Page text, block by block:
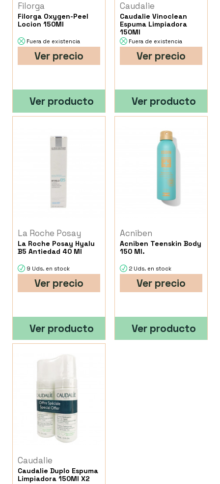
Filorga
Filorga Oxygen-Peel
Locion 150Ml
Fuera de existencia
Ver precio
Ver producto
Caudalie
Caudalie Vinoclean
Espuma Limpiadora
150Ml
Fuera de existencia
Ver precio
Ver producto
La Roche Posay
La Roche Posay Hyalu
B5 Antiedad 40 Ml
9 Uds. en stock
Ver precio
Ver producto
Acniben
Acniben Teenskin Body
150 Ml.
2 Uds. en stock
Ver precio
Ver producto
Caudalie
Caudalie Duplo Espuma
Limpiadora 150Ml X2